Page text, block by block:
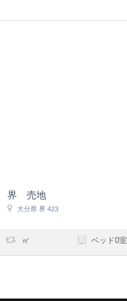
界 売地
大分県 界 423
㎡ ベッド0室